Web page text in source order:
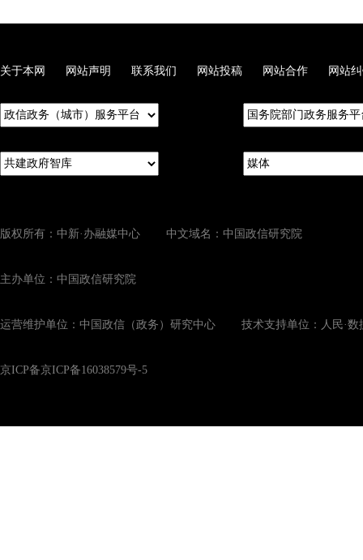
关于本网 网站声明 联系我们 网站投稿 网站合作 网站
版权所有：中新·办融媒中心 中文域名：中国政信研究院
主办单位：中国政信研究院
运营维护单位：中国政信（政务）研究中心 技术支持单位：人民·数
京ICP备京ICP备16038579号-5